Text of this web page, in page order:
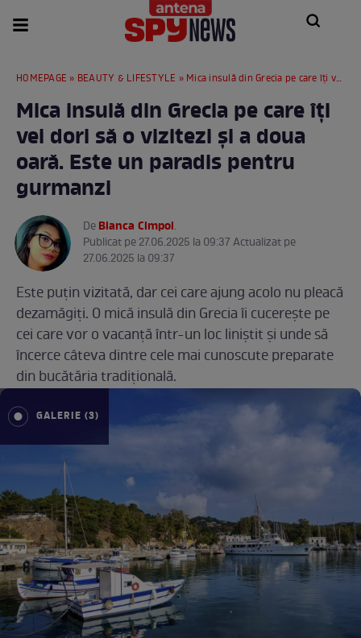
HOMEPAGE » BEAUTY & LIFESTYLE » Mica insulă din Grecia pe care îți vei dori să o vizitezi și a doua oară. Este un paradis pentru gurmanzi
Mica insulă din Grecia pe care îți
vei dori să o vizitezi și a doua
oară. Este un paradis pentru
gurmanzi
DeBianca Cimpoi.
Publicat pe 27.06.2025 la 09:37 Actualizat pe
27.06.2025 la 09:37
Este puțin vizitată, dar cei care ajung acolo nu pleacă
dezamăgiți. O mică insulă din Grecia îi cucerește pe
cei care vor o vacanță într-un loc liniștit și unde să
încerce câteva dintre cele mai cunoscute preparate
din bucătăria tradițională.
GALERIE (3)